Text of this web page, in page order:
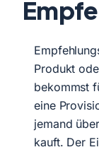
Produkt
bekommst
eine
jemand
kauft. Der